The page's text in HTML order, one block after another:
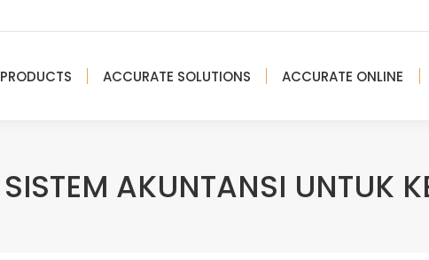
PRODUCTS ACCURATE SOLUTIONS ACCURATE ONLINE
SISTEM AKUNTANSI UNTUK